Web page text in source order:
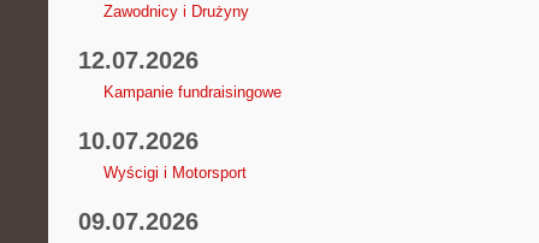
Zawodnicy i Drużyny
12.07.2026
Kampanie fundraisingowe
10.07.2026
Wyścigi i Motorsport
09.07.2026